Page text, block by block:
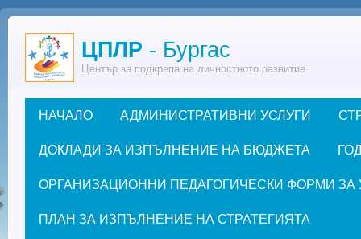
Премини към основното съдържание
ЦПЛР - Бургас
Център за подкрепа на личностното развитие
Основно меню
НАЧАЛО АДМИНИСТРАТИВНИ УСЛУГИ
ДОКЛАДИ ЗА ИЗПЪЛНЕНИЕ НА БЮДЖЕТА
ОРГАНИЗАЦИОННИ ПЕДАГОГИЧЕСКИ ФОРМИ ЗА
ПЛАН ЗА ИЗПЪЛНЕНИЕ НА СТРАТЕГИЯТА